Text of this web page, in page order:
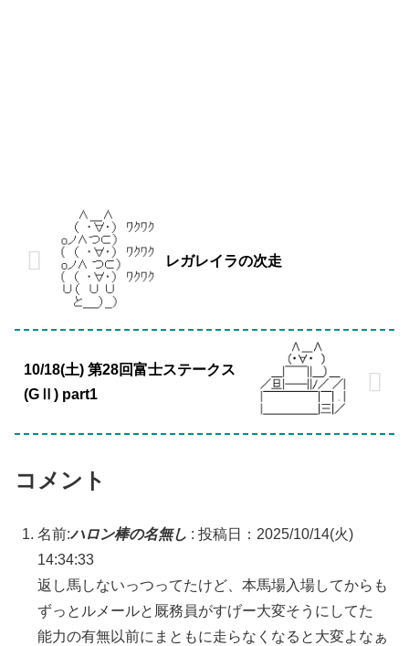
レガレイラの次走
10/18(土) 第28回富士ステークス
(GⅡ) part1
コメント
名前:ハロン棒の名無し : 投稿日：2025/10/14(火)
14:34:33
返し馬しないっつってたけど、本馬場入場してからも
ずっとルメールと厩務員がすげー大変そうにしてた
能力の有無以前にまともに走らなくなると大変よなぁ